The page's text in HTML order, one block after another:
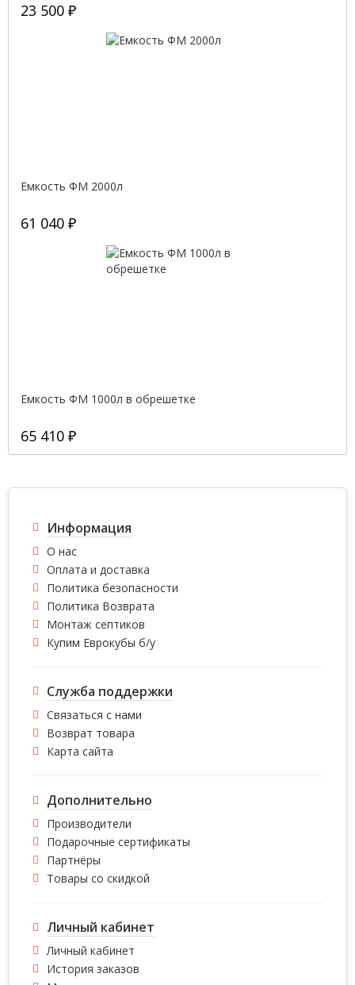
23 500 ₽
Емкость ФМ 2000л
61 040 ₽
Емкость ФМ 1000л в обрешетке
65 410 ₽
Информация
О нас
Оплата и доставка
Политика безопасности
Политика Возврата
Монтаж септиков
Купим Еврокубы б/у
Служба поддержки
Связаться с нами
Возврат товара
Карта сайта
Дополнительно
Производители
Подарочные сертификаты
Партнёры
Товары со скидкой
Личный кабинет
Личный кабинет
История заказов